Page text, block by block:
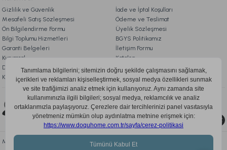
6.659,00 TL
Ücretsiz Kargo
Delgado Lambader Gövde + Şapka Eskitme
6.049,00 TL
Ücretsiz Kargo
Rante Lambader Gövde + Şapka Eskitme
Gizlilik ve Güvenlik
İade ve İptal Koşulları
Mesafeli Satış Sözleşmesi
Ödeme ve Teslimat
Ön Bilgilendirme Formu
Üyelik Sözleşmesi
Bilgi Toplumu Hizmetleri
BGYS Politikamız
Garanti Belgeleri
İletişim Formu
Kurumsal
Katalog
Doqu Blog
Çerez Politikası
KVKK Aydınlatma Metni
Bizi Takip Edin
0850 205 03 35
Mobil Uygulamayı İndir, Fırsatları Kaçırma!